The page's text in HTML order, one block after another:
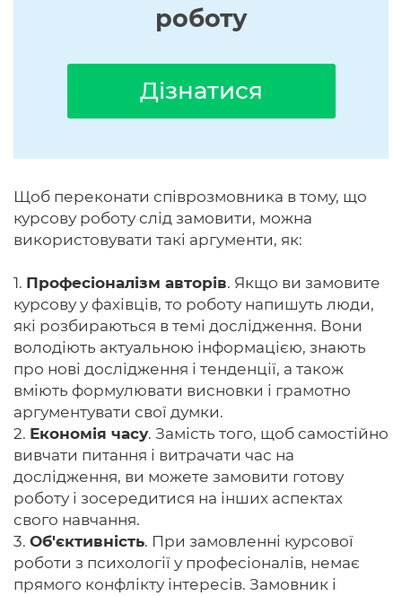
роботу
Дізнатися
Щоб переконати співрозмовника в тому, що
курсову роботу слід замовити, можна
використовувати такі аргументи, як:
1. Професіоналізм авторів. Якщо ви замовите
курсову у фахівців, то роботу напишуть люди,
які розбираються в темі дослідження. Вони
володіють актуальною інформацією, знають
про нові дослідження і тенденції, а також
вміють формулювати висновки і грамотно
аргументувати свої думки.
2. Економія часу. Замість того, щоб самостійно
вивчати питання і витрачати час на
дослідження, ви можете замовити готову
роботу і зосередитися на інших аспектах
свого навчання.
3. Об'єктивність. При замовленні курсової
роботи з психології у професіоналів, немає
прямого конфлікту інтересів. Замовник і